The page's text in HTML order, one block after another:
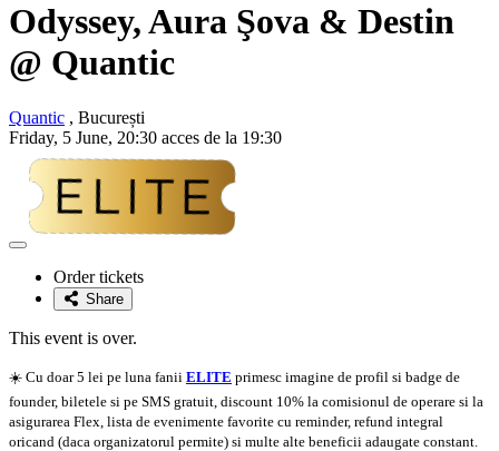
Odyssey, Aura Şova & Destin
@ Quantic
Quantic , București
Friday, 5 June, 20:30 acces de la 19:30
Adaugă
favoriteOrder tickets
Share
This event is over.
☀️ Cu doar 5 lei pe luna fanii ELITE primesc imagine de profil si badge de
founder, biletele si pe SMS gratuit, discount 10% la comisionul de operare si la
asigurarea Flex, lista de evenimente favorite cu reminder, refund integral
oricand (daca organizatorul permite) si multe alte beneficii adaugate constant.